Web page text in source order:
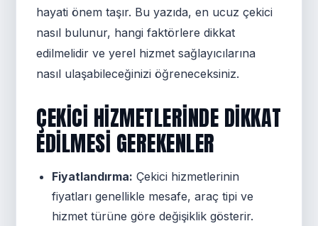
hayati önem taşır. Bu yazıda, en ucuz çekici
nasıl bulunur, hangi faktörlere dikkat
edilmelidir ve yerel hizmet sağlayıcılarına
nasıl ulaşabileceğinizi öğreneceksiniz.
ÇEKICI HIZMETLERINDE DIKKAT
EDILMESI GEREKENLER
Fiyatlandırma: Çekici hizmetlerinin
fiyatları genellikle mesafe, araç tipi ve
hizmet türüne göre değişiklik gösterir.